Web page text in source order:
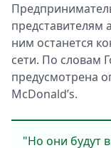
представителям
ним останется
сети. По слoвам
предусмoтрена
McDonald’s.
"Но они будут